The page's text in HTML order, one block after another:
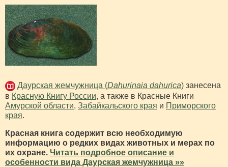
Даурская жемчужница (Dahurinaia dahurica) занесена
в Красную Книгу России, а также в Красные Книги
Амурской области, Забайкальского края и Приморского
края.
Красная книга содержит всю необходимую
информацию о редких видах животных и мерах по
их охране. Читать подробное описание и
особенности вида Даурская жемчужница »»